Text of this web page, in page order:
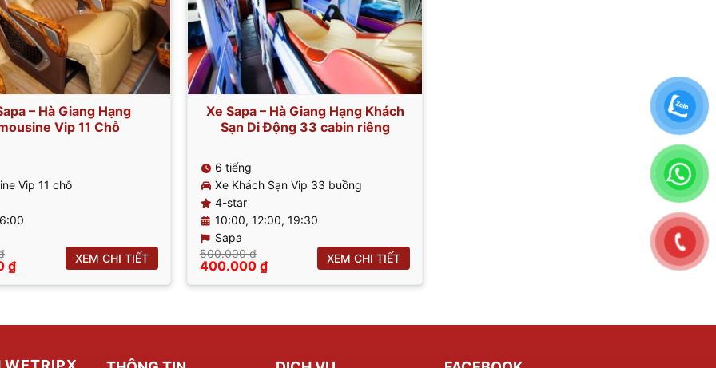
– Hà Giang Hạng
Vip 11 Chỗ
Vip 11 chỗ
₫Giá
hiện
tại
XEM CHI TIẾT
Xe Sapa – Hà Giang Hạng Khách
Sạn Di Động 33 cabin riêng
6 tiếng
Xe Khách Sạn Vip 33 buồng
4-star
10:00, 12:00, 19:30
Sapa
500.000₫
Giá
là:
400.000 ₫Giá
hiện
tại
XEM CHI TIẾT